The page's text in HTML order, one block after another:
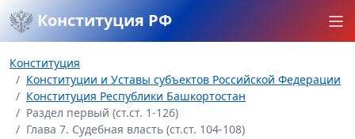
Конституция РФ
Конституция
Конституции и Уставы субъектов Российской Федерации
Конституция Республики Башкортостан
Раздел первый (ст.ст. 1-126)
Глава 7. Судебная власть (ст.ст. 104-108)